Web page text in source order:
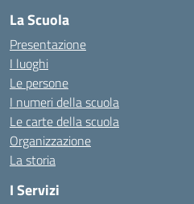
La Scuola
Presentazione
I luoghi
Le persone
I numeri della scuola
Le carte della scuola
Organizzazione
La storia
I Servizi